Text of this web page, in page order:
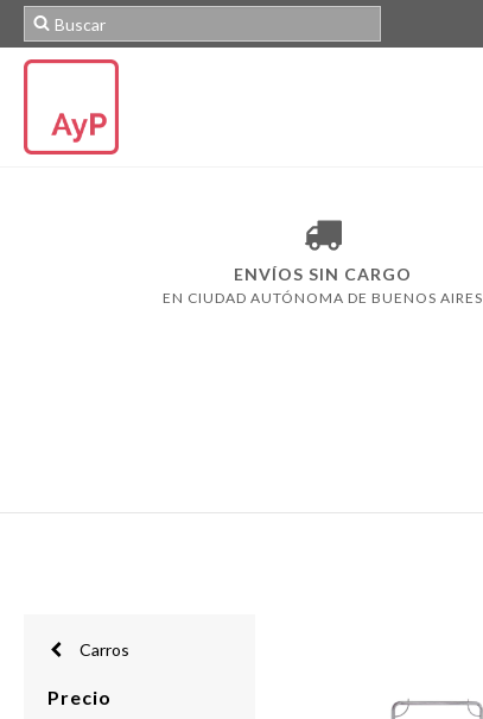
ENVÍOS SIN CARGO
EN CIUDAD AUTÓNOMA DE BUENOS AIRES
Carros
Precio